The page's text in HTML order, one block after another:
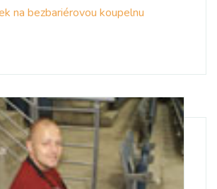
na bezbariérovou koupelnu